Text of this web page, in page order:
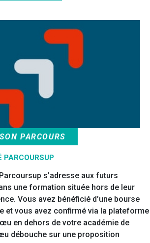
PARCOURS
s’adresse aux futurs
une formation située hors de leur
Vous avez bénéficié d’une bourse
et vous avez confirmé via la plateforme
en dehors de votre académie de
débouche sur une proposition